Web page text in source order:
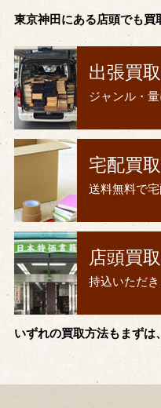
東京神田にある店頭でも買
出張買
ジャンル・
宅配買
送料無料で
店頭買
持込いただ
いずれの買取方法もまずは